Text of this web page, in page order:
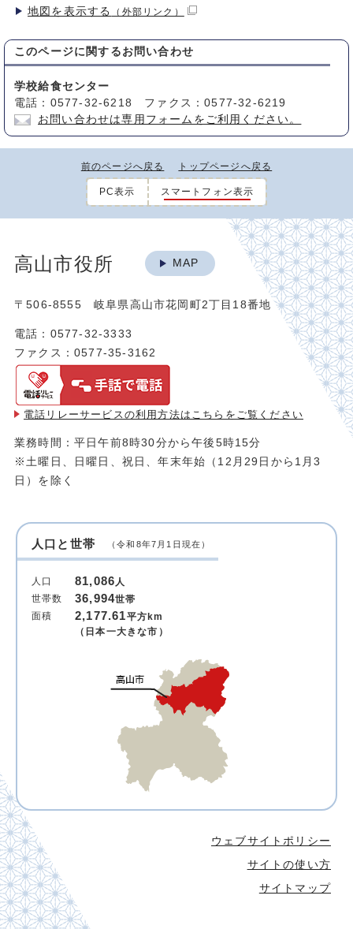
地図を表示する （外部リンク）
このページに関する お問い合わせ
学校給食センター
電話：0577-32-6218 ファクス：0577-32-6219
お問い合わせは専用フォームをご利用ください。
前のページへ戻る トップページへ戻る
PC表示 スマートフォン表示
高山市役所 MAP
〒506-8555 岐阜県高山市花岡町2丁目18番地
電話：0577-32-3333
ファクス：0577-35-3162
電話リレーサービスの利用方法は こちらをご覧ください
業務時間：平日午前8時30分から午後5時15分
※土曜日、日曜日、祝日、年末年始（12月29日から1月3
日）を除く
人口と世帯 （令和8年7月1日現在）
人口 81,086 人
世帯数
36,994世帯
面積
2,177.61平方km
（日本一大きな市）
ウェブサイトポリシー
サイトの使い方
サイトマップ